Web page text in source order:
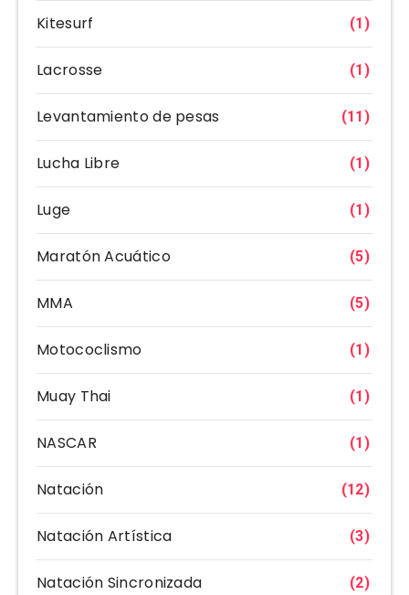
Kitesurf (1)
Lacrosse (1)
Levantamiento de pesas (11)
Lucha Libre (1)
Luge (1)
Maratón Acuático (5)
MMA (5)
Motococlismo (1)
Muay Thai (1)
NASCAR (1)
Natación (12)
Natación Artística (3)
Natación Sincronizada (2)